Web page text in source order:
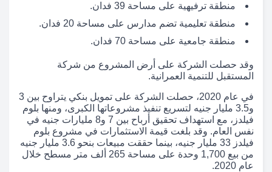
منطقة ترفيهية على مساحة 39 فدان.
منطقة تعليمية تضم مدارس على مساحة 20 فدان.
منطقة جامعية على مساحة 70 فدان.
وقد حصلت الشركة على أرض المشروع من شركة
المستقبل للتنمية العمرانية.
في عام 2020، حصلت الشركة على تمويل بنكي يتراوح بين 3
و3.5 مليار جنيه لتسريع تنفيذ مشروعاتها الكبرى، ومنها بلوم
فيلدز، مع استهداف تحقيق أرباح بين 7 و8 مليارات جنيه في
نفس العام. وقد بلغت قيمة الاستثمارات في مشروع بلوم
فيلدز 33 مليار جنيه، بينما حققت مبيعات بنحو 3.6 مليار جنيه
من بيع 1,700 وحدة على مساحة 265 ألف متر مسطح خلال
عام 2020.